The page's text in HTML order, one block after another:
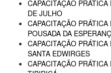
CAPACITAÇÃO
DE JULHO
CAPACITAÇÃO
POUSADA DA
CAPACITAÇÃO
SANTA EDWIRGES
CAPACITAÇÃO